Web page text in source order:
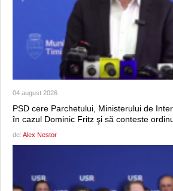
04 august 2026
PSD cere Parchetului, Ministerului de
în cazul Dominic Fritz şi să conteste
de: Alex Nestor